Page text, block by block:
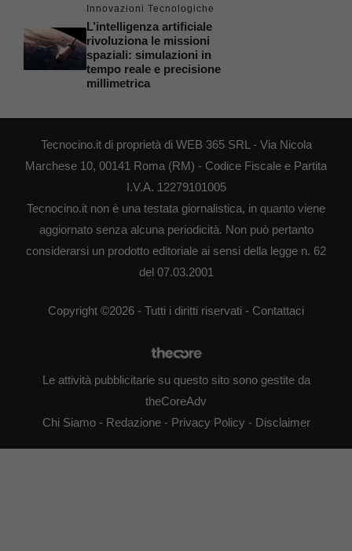
Innovazioni Tecnologiche
L’intelligenza artificiale
rivoluziona le missioni
spaziali: simulazioni in
tempo reale e precisione
millimetrica
Tecnocino.it di proprietà di WEB 365 SRL - Via Nicola
Marchese 10, 00141 Roma (RM) - Codice Fiscale e Partita
I.V.A. 12279101005
Tecnocino.it non è una testata giornalistica, in quanto viene
aggiornato senza alcuna periodicità. Non può pertanto
considerarsi un prodotto editoriale ai sensi della legge n. 62
del 07.03.2001
Copyright ©2026 - Tutti i diritti riservati - Contattaci
Le attività pubblicitarie su questo sito sono gestite da
theCoreAdv
Chi Siamo- Redazione- Privacy Policy - Disclaimer